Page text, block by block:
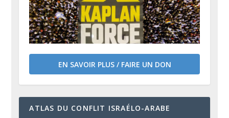
EN SAVOIR PLUS / FAIRE UN DON
ATLAS DU CONFLIT ISRAÉLO-ARABE